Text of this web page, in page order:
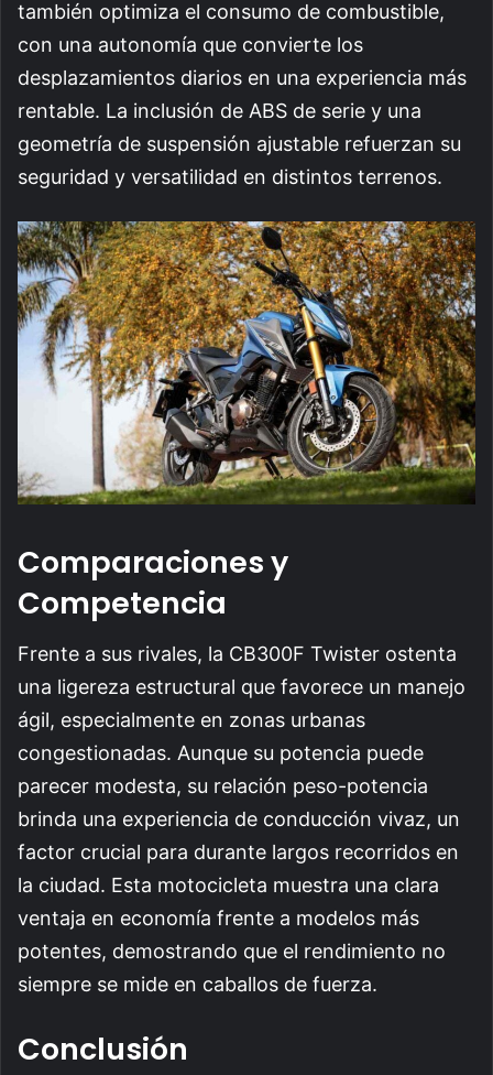
también optimiza el consumo de combustible,
con una autonomía que convierte los
desplazamientos diarios en una experiencia más
rentable. La inclusión de ABS de serie y una
geometría de suspensión ajustable refuerzan su
seguridad y versatilidad en distintos terrenos.
Comparaciones y
Competencia
Frente a sus rivales, la CB300F Twister ostenta
una ligereza estructural que favorece un manejo
ágil, especialmente en zonas urbanas
congestionadas. Aunque su potencia puede
parecer modesta, su relación peso-potencia
brinda una experiencia de conducción vivaz, un
factor crucial para durante largos recorridos en
la ciudad. Esta motocicleta muestra una clara
ventaja en economía frente a modelos más
potentes, demostrando que el rendimiento no
siempre se mide en caballos de fuerza.
Conclusión